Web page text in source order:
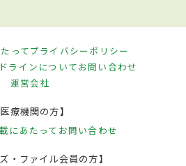
ってプライバシーポリシー
ラインについてお問い合わせ
運営会社
医療機関の方】
にあたって お問い合わせ
・ファイル会員の方】